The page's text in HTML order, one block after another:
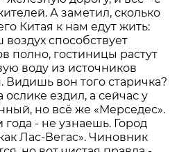
А заметил, сколько
Китая к нам едут жить:
способствует
полно, гостиницы растут
воду из источников
вон того старичка?
ослике ездил, а сейчас у
но всё же «Мерседес».
- не узнаешь. Город
Лас-Вегас». Чиновник